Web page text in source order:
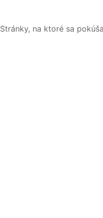
Stránky, na ktoré sa